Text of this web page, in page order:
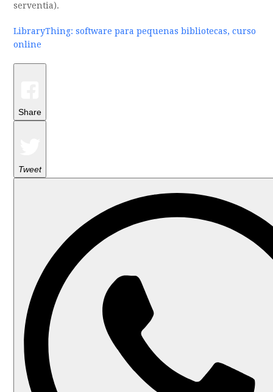
serventia).
LibraryThing: software para pequenas bibliotecas, curso
online
Share
Tweet